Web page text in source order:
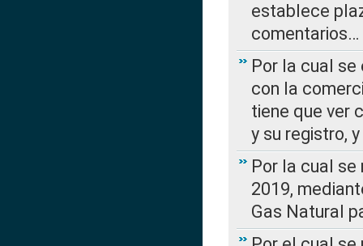
establece
comentarios…
Por la cual
con la
tiene que ver
y su registro,
Por la cual
2019,
Gas Natural